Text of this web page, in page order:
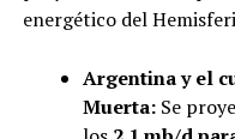
energético del
Argentina y el
Muerta:Se